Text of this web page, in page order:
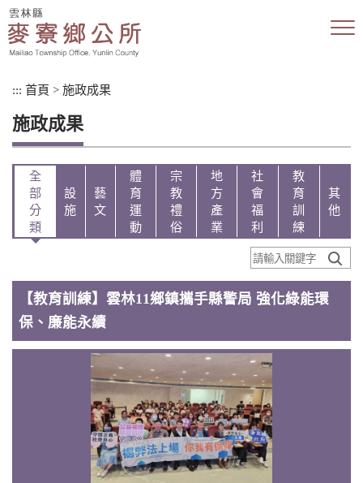
跳
到
主
::: 首頁 > 施政成果
施政成果
全
部
分
類
設
施
藝
文
體
育
運
動
宗
教
禮
俗
地
方
產
業
社
會
福
利
教
育
訓
練
其
他
【教育訓練】雲林11鄉鎮攜手縣警局 強化綠能環
保、廉能永續